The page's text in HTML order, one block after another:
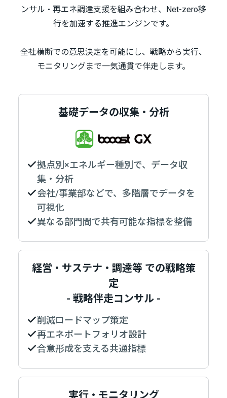
ンサル・再エネ調達支援を組み合わせ、Net-zero移
行を加速する推進エンジンです。
全社横断での意思決定を可能にし、戦略から実行、
モニタリングまで一気通貫で伴走します。
基礎データの収集・分析
拠点別×エネルギー種別で、データ収
集・分析
会社/事業部などで、多階層でデータを
可視化
異なる部門間で共有可能な指標を整備
経営・サステナ・調達等 での戦略策
定
- 戦略伴走コンサル​ -
削減ロードマップ策定
再エネポートフォリオ設計​
合意形成を支える共通指標​
実行・モニタリング